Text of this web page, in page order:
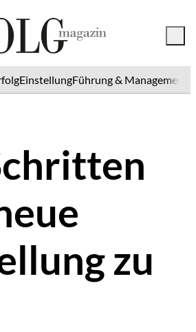
EinstellungFührung & Management
zu